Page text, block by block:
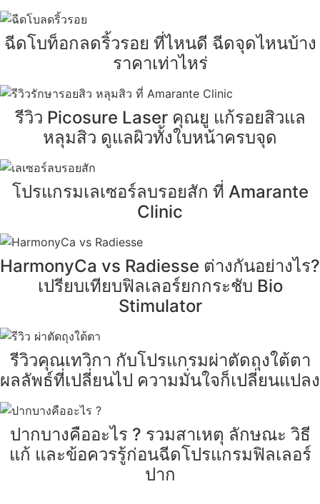
ฉีดโบท็อกลดริ้วรอย ที่ไหนดี ฉีดจุดไหนบ้าง
ราคาเท่าไหร่
รีวิว Picosure Laser คุณยู แก้รอยสิวแล
หลุมสิว ดูแลผิวทั้งใบหน้าครบจุด
โปรแกรมเลเซอร์ลบรอยสัก ที่ Amarante
Clinic
HarmonyCa vs Radiesse ต่างกันอย่างไร?
เปรียบเทียบฟิลเลอร์ยกกระชับ Bio
Stimulator
รีวิวคุณเทวิกา กับโปรแกรมผ่าตัดถุงใต้ตา
ผลลัพธ์ที่เปลี่ยนไป ความมั่นใจก็เปลี่ยนแปลง
ปากบางคืออะไร ? รวมสาเหตุ ลักษณะ วิธี
แก้ และข้อควรรู้ก่อนฉีดโปรแกรมฟิลเลอร์
ปาก